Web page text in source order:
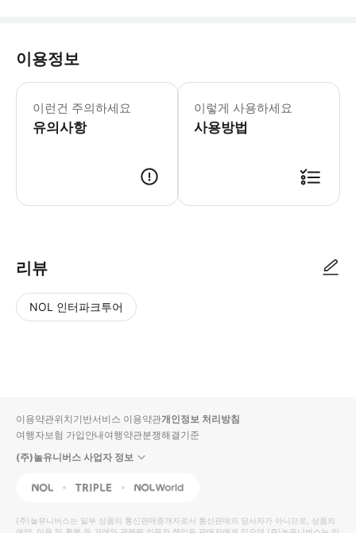
이용정보
이런건 주의하세요
유의사항
알레르기 또는 식단 제한이 있는 경우
이렇게 사용하세요
사용방법
리뷰
NOL 인터파크투어
입니
다.
높
동
순
상
이용약관위치기반서비스 이용약관개인정보 처리방침
여행자보험 가입안내여행약관분쟁해결기준
(주)놀유니버스 사업자 정보
NOL Triple Interpark Global
(주)놀유니버스는 일부 상품의 통신판매중개자로서 통신판매의 당사자가 아니므로, 상품의